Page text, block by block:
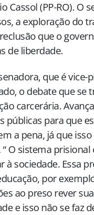
Cassol (PP-RO).
a exploração do
que o
de liberdade.
que é
o debate que se
carcerária.
públicas para que
a pena, já que
“ O sistema
à sociedade. Essa
por
ao preso rever
e isso não se faz